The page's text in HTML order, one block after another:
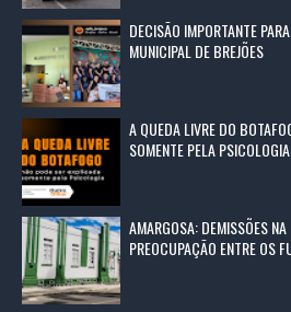
DECISÃO IMPORTANTE
MUNICIPAL DE BREJÕES
A QUEDA LIVRE DO
SOMENTE PELA PSICOLOGIA
AMARGOSA: DEMISSÕES
PREOCUPAÇÃO ENTRE OS